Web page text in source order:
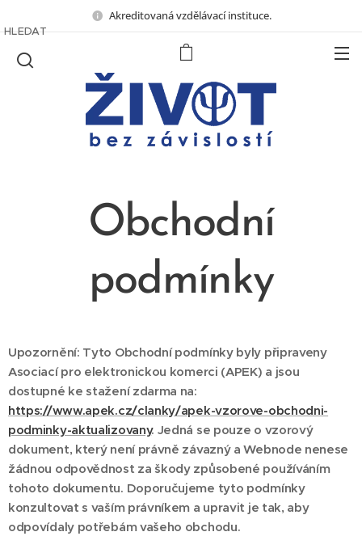
Akreditovaná vzdělávací instituce.
HLEDAT
Obchodní
podmínky
Upozornění: Tyto Obchodní podmínky byly připraveny
Asociací pro elektronickou komerci (APEK) a jsou
dostupné ke stažení zdarma na:
https://www.apek.cz/clanky/apek-vzorove-obchodni-
podminky-aktualizovany. Jedná se pouze o vzorový
dokument, který není právně závazný a Webnode nenese
žádnou odpovědnost za škody způsobené používáním
tohoto dokumentu. Doporučujeme tyto podmínky
konzultovat s vaším právníkem a upravit je tak, aby
odpovídaly potřebám vašeho obchodu.